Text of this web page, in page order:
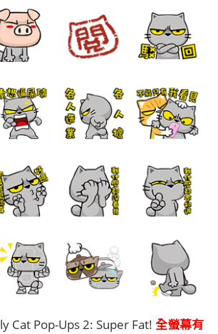
Cat Pop-Ups 2: Super Fat! 全螢幕有